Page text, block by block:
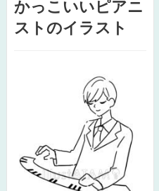
かっこいいピアニ
ストのイラスト